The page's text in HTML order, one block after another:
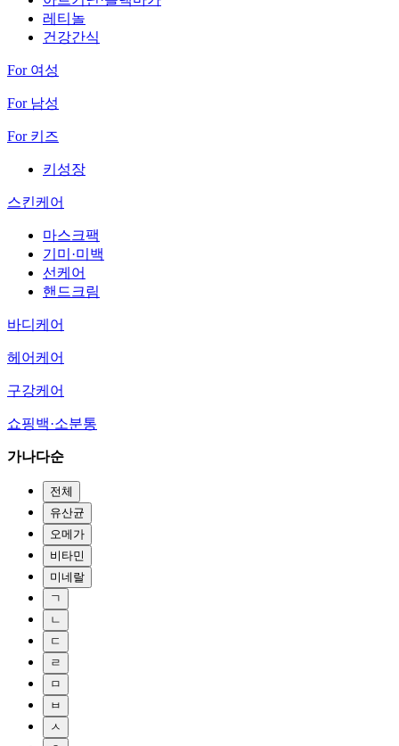
레티놀
건강간식
For 여성
For 남성
For 키즈
키성장
스킨케어
마스크팩
기미·미백
선케어
핸드크림
바디케어
헤어케어
구강케어
쇼핑백·소분통
가나다순
전체
유산균
오메가
비타민
미네랄
ㄱ
ㄴ
ㄷ
ㄹ
ㅁ
ㅂ
ㅅ